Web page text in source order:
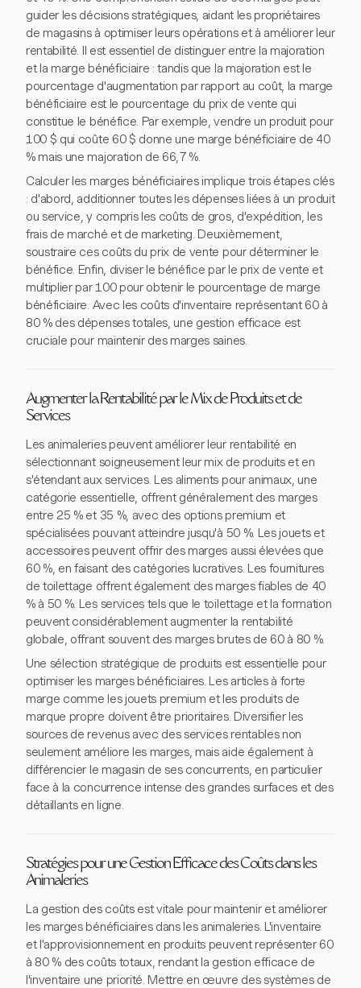
guider les décisions stratégiques, aidant les propriétaires
de magasins à optimiser leurs opérations et à améliorer leur
rentabilité. Il est essentiel de distinguer entre la majoration
et la marge bénéficiaire : tandis que la majoration est le
pourcentage d'augmentation par rapport au coût, la marge
bénéficiaire est le pourcentage du prix de vente qui
constitue le bénéfice. Par exemple, vendre un produit pour
100 $ qui coûte 60 $ donne une marge bénéficiaire de 40
% mais une majoration de 66,7 %.
Calculer les marges bénéficiaires implique trois étapes clés
: d'abord, additionner toutes les dépenses liées à un produit
ou service, y compris les coûts de gros, d'expédition, les
frais de marché et de marketing. Deuxièmement,
soustraire ces coûts du prix de vente pour déterminer le
bénéfice. Enfin, diviser le bénéfice par le prix de vente et
multiplier par 100 pour obtenir le pourcentage de marge
bénéficiaire. Avec les coûts d'inventaire représentant 60 à
80 % des dépenses totales, une gestion efficace est
cruciale pour maintenir des marges saines.
Augmenter la Rentabilité par le Mix de Produits et de
Services
Les animaleries peuvent améliorer leur rentabilité en
sélectionnant soigneusement leur mix de produits et en
s'étendant aux services. Les aliments pour animaux, une
catégorie essentielle, offrent généralement des marges
entre 25 % et 35 %, avec des options premium et
spécialisées pouvant atteindre jusqu'à 50 %. Les jouets et
accessoires peuvent offrir des marges aussi élevées que
60 %, en faisant des catégories lucratives. Les fournitures
de toilettage offrent également des marges fiables de 40
% à 50 %. Les services tels que le toilettage et la formation
peuvent considérablement augmenter la rentabilité
globale, offrant souvent des marges brutes de 60 à 80 %.
Une sélection stratégique de produits est essentielle pour
optimiser les marges bénéficiaires. Les articles à forte
marge comme les jouets premium et les produits de
marque propre doivent être prioritaires. Diversifier les
sources de revenus avec des services rentables non
seulement améliore les marges, mais aide également à
différencier le magasin de ses concurrents, en particulier
face à la concurrence intense des grandes surfaces et des
détaillants en ligne.
Stratégies pour une Gestion Efficace des Coûts dans les
Animaleries
La gestion des coûts est vitale pour maintenir et améliorer
les marges bénéficiaires dans les animaleries. L'inventaire
et l'approvisionnement en produits peuvent représenter 60
à 80 % des coûts totaux, rendant la gestion efficace de
l'inventaire une priorité. Mettre en œuvre des systèmes de